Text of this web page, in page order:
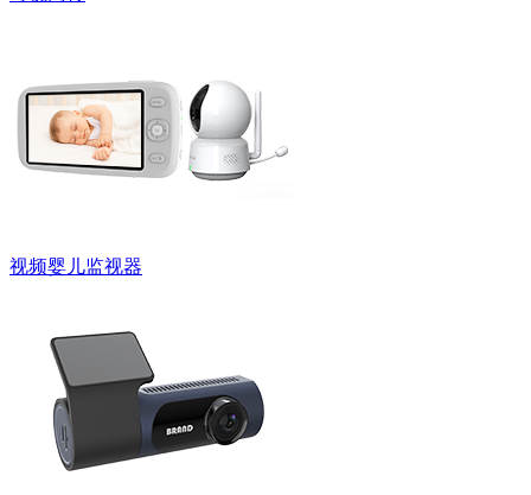
视频婴儿监视器